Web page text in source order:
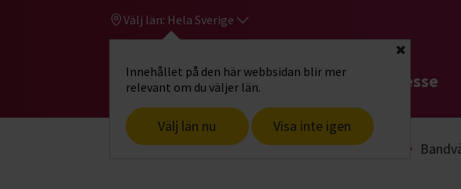
Välj län: Hela Sverige
Innehållet på den här webbsidan blir mer
relevant om du väljer län.
Välj län nu Visa inte igen
Stäng
Gå till studiefrämjandets startsidaHitta intresse
Start Hitta intresse Konst, hantverk & design